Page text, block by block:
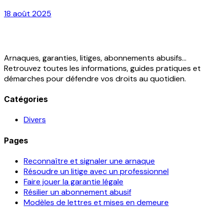
18 août 2025
Arnaques, garanties, litiges, abonnements abusifs...
Retrouvez toutes les informations, guides pratiques et
démarches pour défendre vos droits au quotidien.
Catégories
Divers
Pages
Reconnaître et signaler une arnaque
Résoudre un litige avec un professionnel
Faire jouer la garantie légale
Résilier un abonnement abusif
Modèles de lettres et mises en demeure